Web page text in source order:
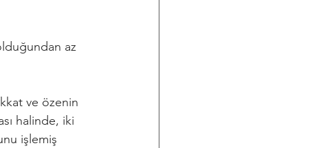
az
ve özenin
halinde, iki
işlemiş